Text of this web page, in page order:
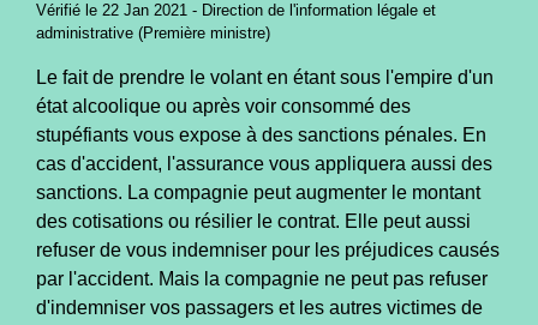
Vérifié le 22 Jan 2021 - Direction de l'information légale et
administrative (Première ministre)
Le fait de prendre le volant en étant sous l'empire d'un
état alcoolique ou après voir consommé des
stupéfiants vous expose à des sanctions pénales. En
cas d'accident, l'assurance vous appliquera aussi des
sanctions. La compagnie peut augmenter le montant
des cotisations ou résilier le contrat. Elle peut aussi
refuser de vous indemniser pour les préjudices causés
par l'accident. Mais la compagnie ne peut pas refuser
d'indemniser vos passagers et les autres victimes de